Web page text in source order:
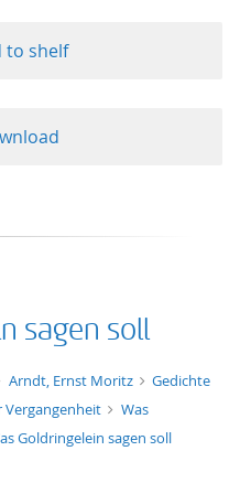
to shelf
sagen soll
Arndt, Ernst Moritz
Gedichte
Vergangenheit
Was
Goldringelein sagen soll